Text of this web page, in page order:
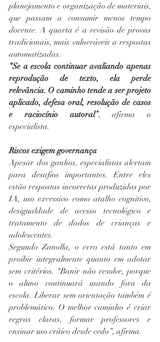
planejamento e organização de materiais,
que passam a consumir menos tempo
docente. A quarta é a revisão de provas
tradicionais, mais vulneráveis a respostas
automatizadas.
“Se a escola continuar avaliando apenas
reprodução de texto, ela perde
relevância. O caminho tende a ser projeto
aplicado, defesa oral, resolução de casos
e raciocínio autoral”, afirma o
especialista.
Riscos exigem governança
Apesar dos ganhos, especialistas alertam
para desafios importantes. Entre eles
estão respostas incorretas produzidas por
IA, uso excessivo como atalho cognitivo,
desigualdade de acesso tecnológico e
tratamento de dados de crianças e
adolescentes.
Segundo Zanolla, o erro está tanto em
proibir integralmente quanto em adotar
sem critérios. “Banir não resolve, porque
o aluno continuará usando fora da
escola. Liberar sem orientação também é
problemático. O melhor caminho é criar
regras claras, formar professores e
ensinar uso crítico desde cedo”, afirma.